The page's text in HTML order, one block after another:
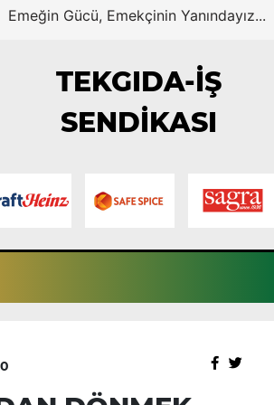
Emeğin Gücü, Emekçinin Yanındayız...
TEKGIDA-İŞ
SENDİKASI